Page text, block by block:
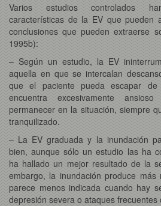
Varios estudios controlados
características de la EV que pueden
conclusiones que pueden extraerse
1995b):
– Según un estudio, la EV
aquella en que se intercalan
que el paciente pueda escapar
encuentra excesivamente
permanecer en la situación, siempre
tranquilizado.
– La EV graduada y la inundación
bien, aunque sólo un estudio las ha
ha hallado un mejor resultado de la
embargo, la inundación produce
parece menos indicada cuando hay
depresión severa o ataques frecuentes